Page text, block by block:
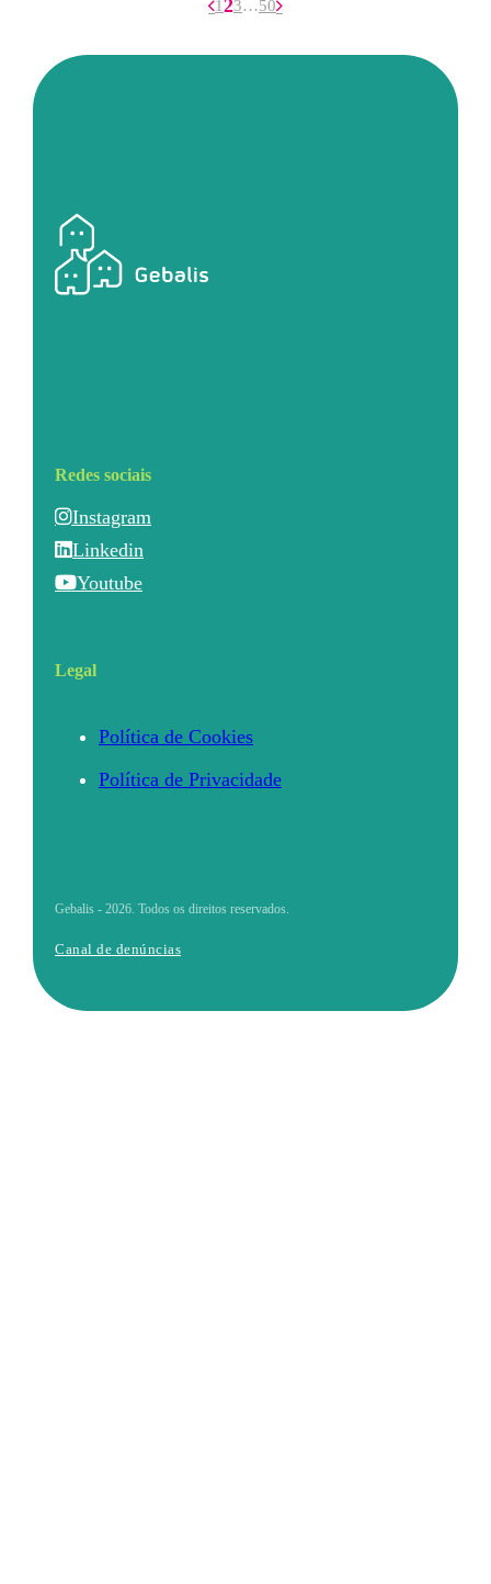
123…50
Redes sociais
Instagram
Linkedin
Youtube
Legal
Política de Cookies
Política de Privacidade
Gebalis - 2026. Todos os direitos reservados.
Canal de denúncias